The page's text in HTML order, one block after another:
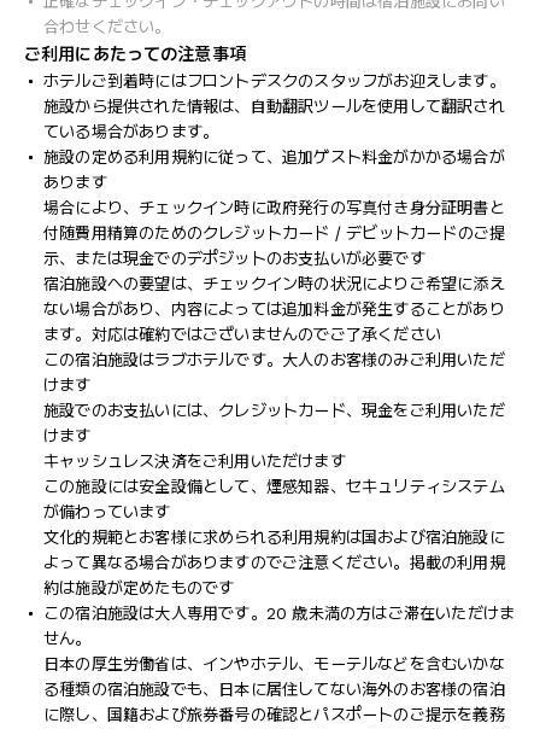
合わせください。
ご利用にあたっての注意事項
ホテルご到着時にはフロントデスクのスタッフがお迎えします。
施設から提供された情報は、自動翻訳ツールを使用して翻訳され
ている場合があります。
施設の定める利用規約に従って、追加ゲスト料金がかかる場合が
あります
場合により、チェックイン時に政府発行の写真付き身分証明書と
付随費用精算のためのクレジットカード / デビットカードのご提
示、または現金でのデポジットのお支払いが必要です
宿泊施設への要望は、チェックイン時の状況によりご希望に添え
ない場合があり、内容によっては追加料金が発生することがあり
ます。対応は確約ではございませんのでご了承ください
この宿泊施設はラブホテルです。大人のお客様のみご利用いただ
けます
施設でのお支払いには、クレジットカード、現金をご利用いただ
けます
キャッシュレス決済をご利用いただけます
この施設には安全設備として、煙感知器、セキュリティシステム
が備わっています
文化的規範とお客様に求められる利用規約は国および宿泊施設に
よって異なる場合がありますのでご注意ください。掲載の利用規
約は施設が定めたものです
この宿泊施設は大人専用です。20 歳未満の方はご滞在いただけま
せん。
日本の厚生労働省は、インやホテル、モーテルなどを含むいかな
る種類の宿泊施設でも、日本に​居住してない海外のお客様の宿泊
に際し、国籍および旅券番号の確認とパスポートのご提示を義務